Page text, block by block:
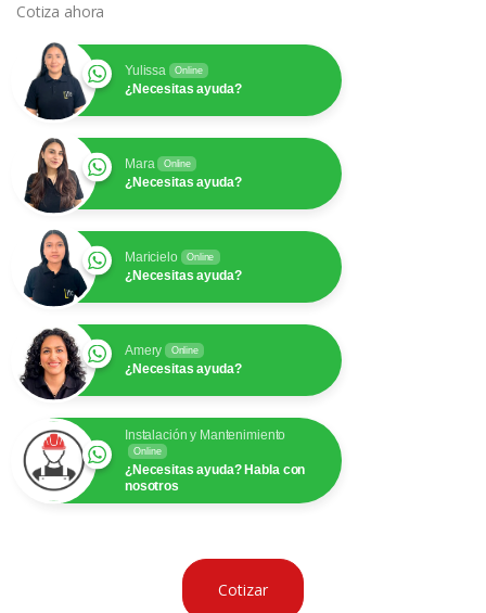
Cotiza ahora
Yulissa Online
¿Necesitas ayuda?
Mara Online
¿Necesitas ayuda?
Maricielo Online
¿Necesitas ayuda?
Amery Online
¿Necesitas ayuda?
Instalación y Mantenimiento
Online
¿Necesitas ayuda? Habla con
nosotros
Cotizar